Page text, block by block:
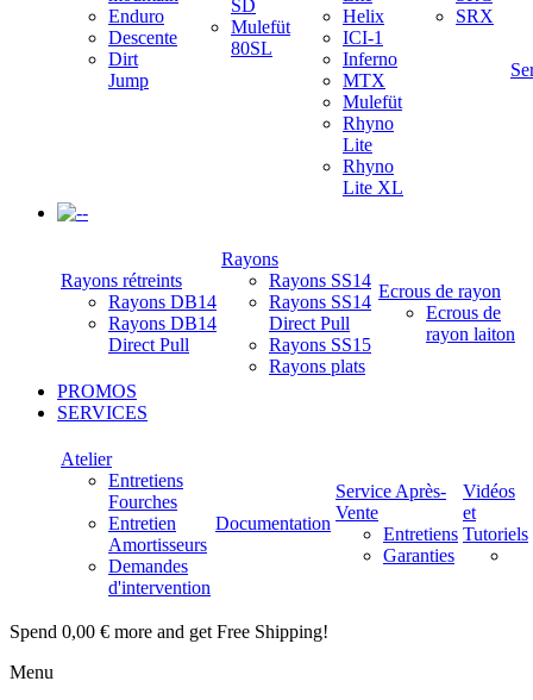
Enduro
Descente
Dirt
Jump
SD
Mulefüt
80SL
Helix
ICI-1
Inferno
MTX
Mulefüt
Rhyno
Lite
Rhyno
Lite XL
SRX
-
Rayons rétreints
Rayons DB14
Rayons DB14
Direct Pull
Rayons
Rayons SS14
Rayons SS14
Direct Pull
Rayons SS15
Rayons plats
Ecrous de rayon
Ecrous de
rayon laiton
PROMOS
SERVICES
Atelier
Entretiens
Fourches
Entretien
Amortisseurs
Demandes
d'intervention
Documentation
Service Après-
Vente
Entretiens
Garanties
Vidéos
et
Tutoriels
Spend 0,00 € more and get Free Shipping!
Menu